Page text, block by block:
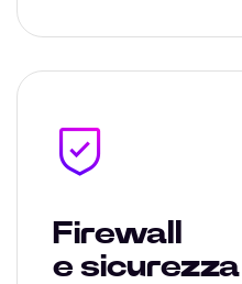
Firewall
e sicurezza